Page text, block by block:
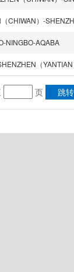
NINGBO-AQABA
页